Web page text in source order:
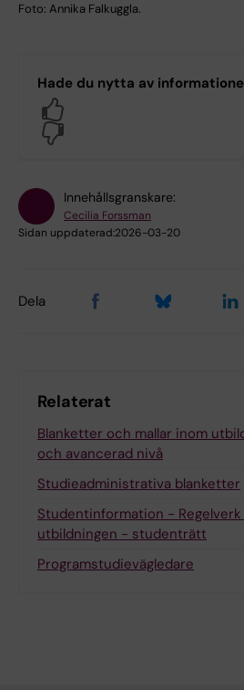
Foto: Annika Falkuggla.
Hade du nytta av
Innehållsgranskare:
Cecilia Forssman
Sidan uppdaterad:2026-03-20
Dela
Relaterat
Blanketter och mallar inom
och avancerad nivå
Studieadministrativa blanketter
Studentinformation -
utbildningen - studenträtt
Programstudievägledare